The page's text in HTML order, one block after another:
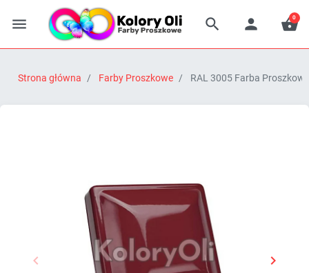
   
0
Strona główna Farby Proszkowe RAL 3005 Farba
Poprzedni
 